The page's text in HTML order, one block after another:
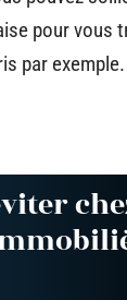
pour vous
par